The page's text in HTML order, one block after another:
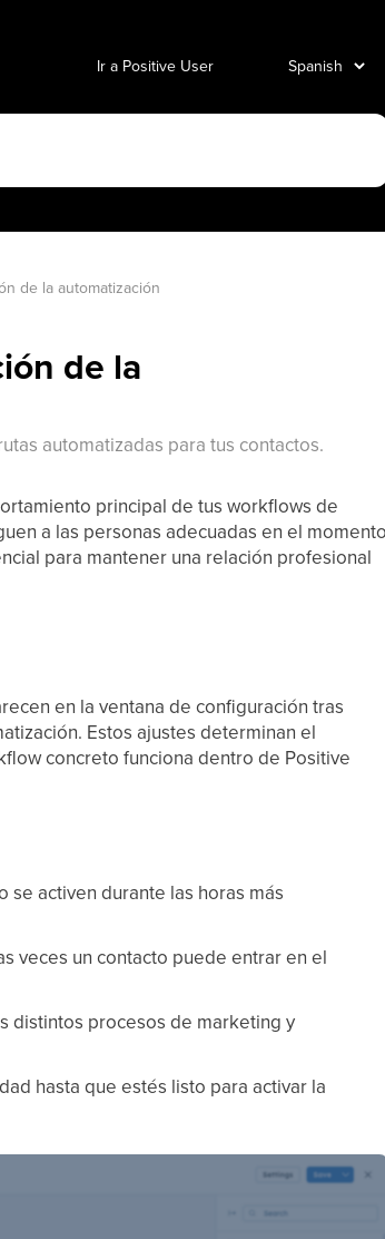
Ir a Positive User
de la automatización
de la
automatizadas para tus contactos.
principal de tus workflows de
a las personas adecuadas en el momento
para mantener una relación profesional
en la ventana de configuración tras
Estos ajustes determinan el
concreto funciona dentro de Positive
se activen durante las horas más
veces un contacto puede entrar en el
distintos procesos de marketing y
hasta que estés listo para activar la